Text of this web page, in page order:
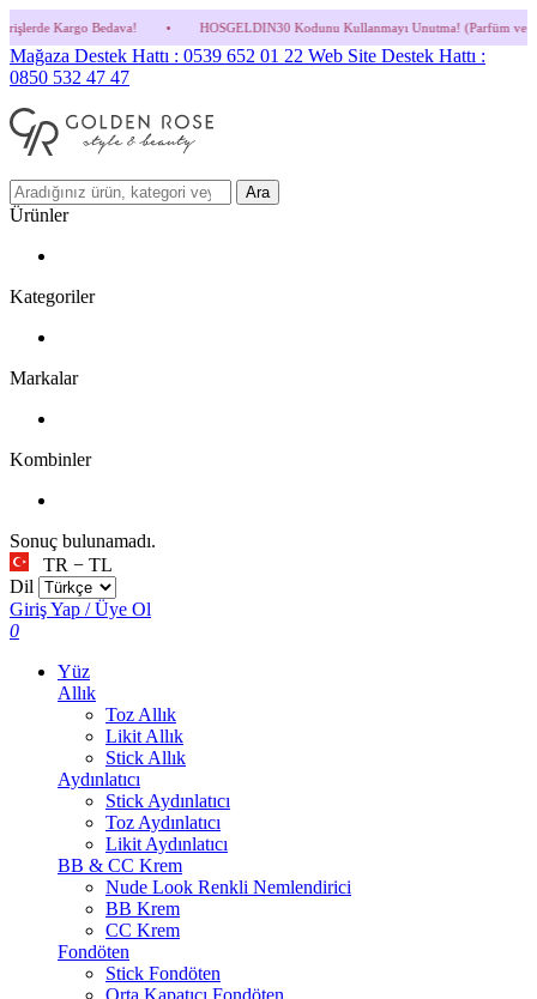
• HOSGELDIN30 Kodunu Kullanmayı Unutma! (Parfüm ve İndirimli Ürünlerde
Mağaza Destek Hattı : 0539 652 01 22 Web Site Destek Hattı :
0850 532 47 47
Ara
Ürünler
Kategoriler
Markalar
Kombinler
Sonuç bulunamadı.
TR − TL
Dil
Giriş Yap / Üye Ol
0
Yüz
Allık
Toz Allık
Likit Allık
Stick Allık
Aydınlatıcı
Stick Aydınlatıcı
Toz Aydınlatıcı
Likit Aydınlatıcı
BB & CC Krem
Nude Look Renkli Nemlendirici
BB Krem
CC Krem
Fondöten
Stick Fondöten
Orta Kapatıcı Fondöten